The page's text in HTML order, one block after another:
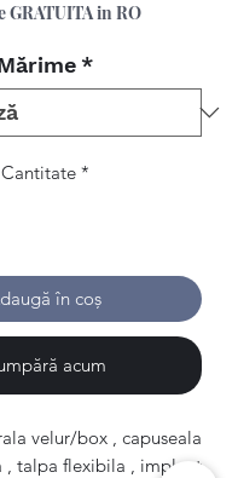
GRATUITA in RO
*
Cantitate *
în coș
acum
velur/box , capuseala
, talpa flexibila , implant